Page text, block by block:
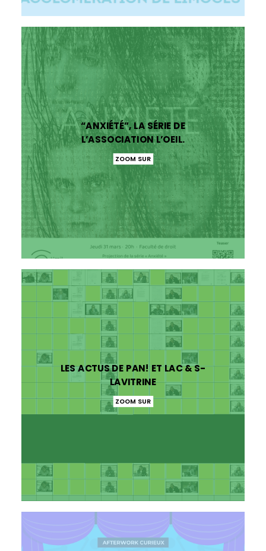
“ANXIÉTÉ”, LA SÉRIE DE
L’ASSOCIATION L’OEIL.
ZOOM SUR
LES ACTUS DE PAN! ET LAC & S-
LAVITRINE
ZOOM SUR